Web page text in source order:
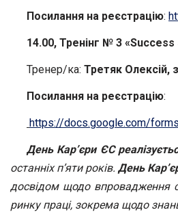
Посилання на реєстрацію:
14.00, Тренінг № 3 «Success
Тренер/ка: Третяк Олексій,
Посилання на реєстрацію:
https://docs.google.com/
День Кар’єри ЄС
останніх п’яти років. День
досвідом щодо впровадження
ринку праці, зокрема щодо